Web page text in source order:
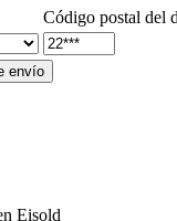
Código postal del
Eisold